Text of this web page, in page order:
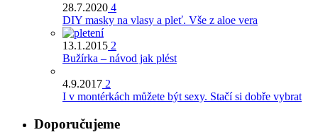
28.7.2020 4
DIY masky na vlasy a pleť. Vše z aloe vera
13.1.2015 2
Bužírka – návod jak plést
4.9.2017 2
I v montérkách můžete být sexy. Stačí si dobře vybrat
Doporučujeme